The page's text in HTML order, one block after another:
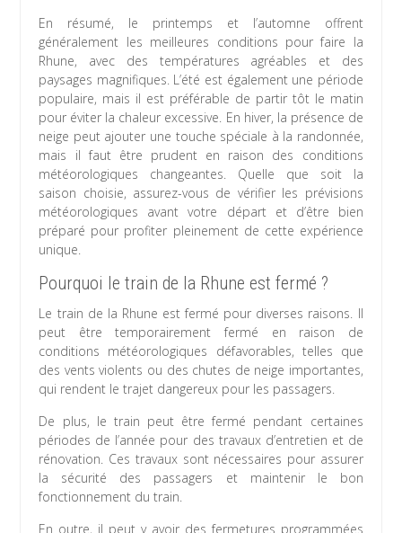
En résumé, le printemps et l’automne offrent
généralement les meilleures conditions pour faire la
Rhune, avec des températures agréables et des
paysages magnifiques. L’été est également une période
populaire, mais il est préférable de partir tôt le matin
pour éviter la chaleur excessive. En hiver, la présence de
neige peut ajouter une touche spéciale à la randonnée,
mais il faut être prudent en raison des conditions
météorologiques changeantes. Quelle que soit la
saison choisie, assurez-vous de vérifier les prévisions
météorologiques avant votre départ et d’être bien
préparé pour profiter pleinement de cette expérience
unique.
Pourquoi le train de la Rhune est fermé ?
Le train de la Rhune est fermé pour diverses raisons. Il
peut être temporairement fermé en raison de
conditions météorologiques défavorables, telles que
des vents violents ou des chutes de neige importantes,
qui rendent le trajet dangereux pour les passagers.
De plus, le train peut être fermé pendant certaines
périodes de l’année pour des travaux d’entretien et de
rénovation. Ces travaux sont nécessaires pour assurer
la sécurité des passagers et maintenir le bon
fonctionnement du train.
En outre, il peut y avoir des fermetures programmées